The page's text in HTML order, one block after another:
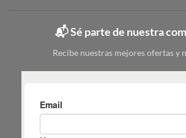
según
espacio
📬 Sé parte de nuestra
Recibe nuestras mejores ofertas y